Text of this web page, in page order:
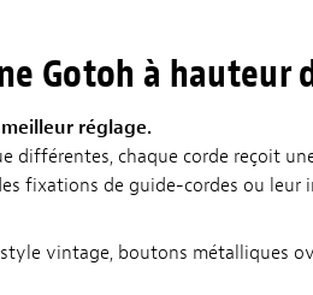
Gotoh à hauteur
réglage.
différentes, chaque corde reçoit
fixations de guide-cordes ou leur
style vintage, boutons métalliques